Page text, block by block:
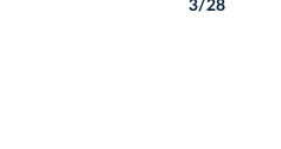
3/28